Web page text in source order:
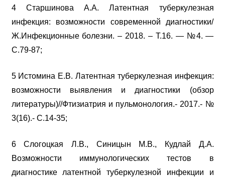
4 Старшинова А.А. Латентная туберкулезная
инфекция: возможности современной диагностики/
Ж.Инфекционные болезни. – 2018. – Т.16. — №4. —
С.79-87;
5 Истомина Е.В. Латентная туберкулезная инфекция:
возможности выявления и диагностики (обзор
литературы)//Фтизиатрия и пульмонология.- 2017.- №
3(16).- С.14-35;
6 Слогоцкая Л.В., Синицын М.В., Кудлай Д.А.
Возможности иммунологических тестов в
диагностике латентной туберкулезной инфекции и